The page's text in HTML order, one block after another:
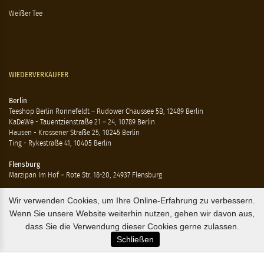
Weißer Tee
WIEDERVERKÄUFER
Berlin
Teeshop Berlin Ronnefeldt – Rudower Chaussee 5B, 12489 Berlin
KaDeWe - Tauentzienstraße 21 – 24, 10789 Berlin
Hausen - Krossener Straße 25, 10245 Berlin
Ting - Rykestraße 41, 10405 Berlin
Flensburg
Marzipan Im Hof – Rote Str. 18-20, 24937 Flensburg
Hamburg
Compagnie Coloniale – Mönckeberstr. 7, 20095 Hamburg
The Tea Embassy – Glockengiesserwall 8-10, 20095 Hamburg
B2B / EXPORT
Wir verwenden Cookies, um Ihre Online-Erfahrung zu verbessern.
Wenn Sie unsere Website weiterhin nutzen, gehen wir davon aus,
dass Sie die Verwendung dieser Cookies gerne zulassen.
Schließen